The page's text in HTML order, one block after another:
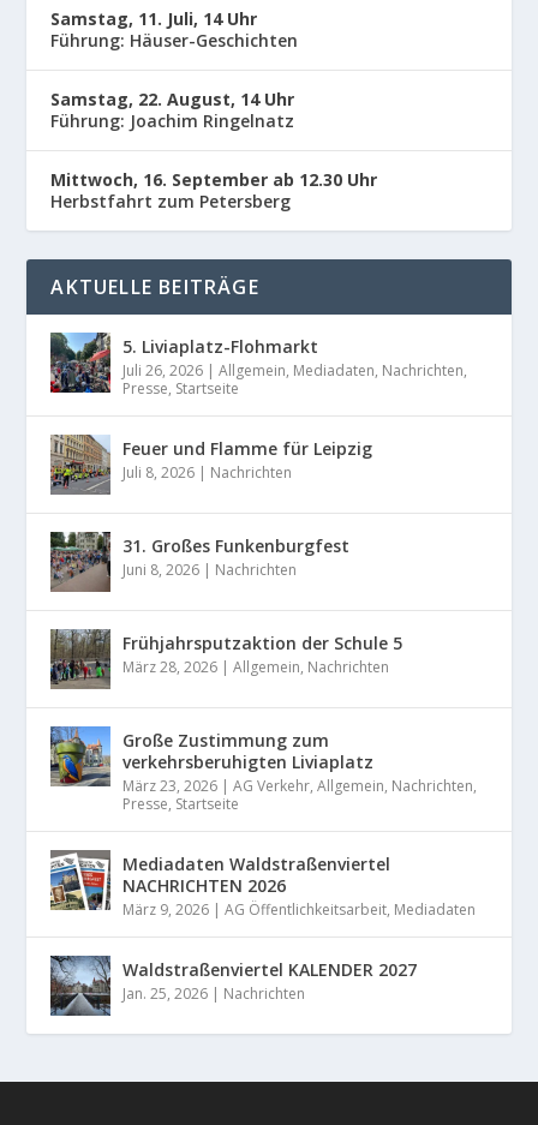
Samstag, 11. Juli, 14 Uhr
Führung: Häuser-Geschichten
Samstag, 22. August, 14 Uhr
Führung: Joachim Ringelnatz
Mittwoch, 16. September ab 12.30 Uhr
Herbstfahrt zum Petersberg
AKTUELLE BEITRÄGE
5. Liviaplatz-Flohmarkt
Juli 26, 2026 |Allgemein, Mediadaten, Nachrichten,
Presse, Startseite
Feuer und Flamme für Leipzig
Juli 8, 2026 | Nachrichten
31. Großes Funkenburgfest
Juni 8, 2026 | Nachrichten
Frühjahrsputzaktion der Schule 5
März 28, 2026 |Allgemein, Nachrichten
Große Zustimmung zum
verkehrsberuhigten Liviaplatz
März 23, 2026 |AG Verkehr,Allgemein, Nachrichten,
Presse, Startseite
Mediadaten Waldstraßenviertel
NACHRICHTEN 2026
März 9, 2026 |AG Öffentlichkeitsarbeit, Mediadaten
Waldstraßenviertel KALENDER 2027
Jan. 25, 2026 | Nachrichten